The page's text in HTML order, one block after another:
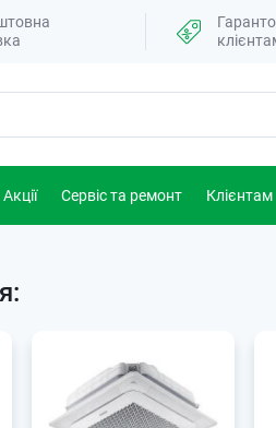
Акції Сервіс та ремонт Клієнтам